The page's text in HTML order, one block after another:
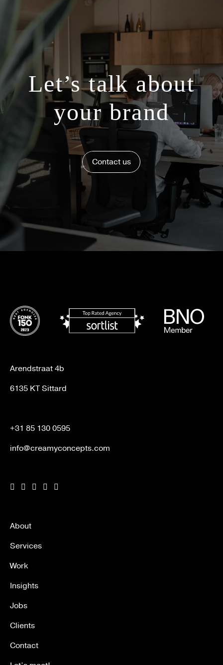
Let’s talk about
your brand
Contact us
Arendstraat 4b
6135 KT Sittard
+31 85 130 0595
info@creamyconcepts.com
About
Services
Work
Insights
Jobs
Clients
Contact